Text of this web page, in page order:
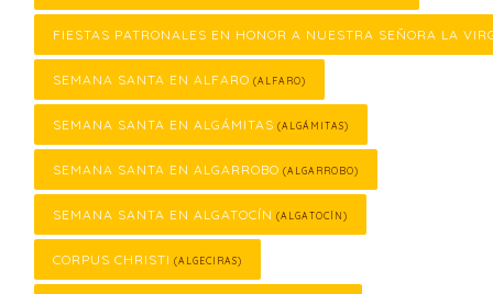
FIESTAS PATRONALES EN HONOR A NUESTRA SEÑORA LA
SEMANA SANTA EN ALFARO (ALFARO)
SEMANA SANTA EN ALGÁMITAS (ALGÁMITAS)
SEMANA SANTA EN ALGARROBO (ALGARROBO)
SEMANA SANTA EN ALGATOCÍN (ALGATOCÍN)
CORPUS CHRISTI (ALGECIRAS)